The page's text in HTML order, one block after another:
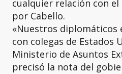
cualquier relación con
por Cabello.
«Nuestros diplomáticos
con colegas de Estados
Ministerio de Asuntos
precisó la nota del